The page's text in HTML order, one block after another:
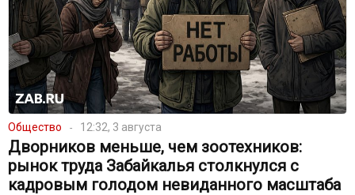
Общество 12:32, 3 августа
Дворников меньше, чем зоотехников:
рынок труда Забайкалья столкнулся с
кадровым голодом невиданного масштаба